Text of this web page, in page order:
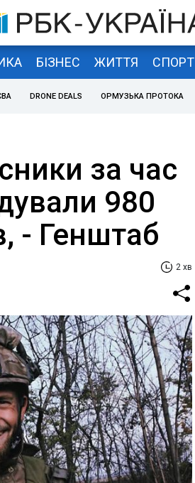
БІЗНЕС ЖИТТЯ СПОРТ
DRONE DEALS ОРМУЗЬКА ПРОТОКА
за час
980
- Генштаб
2 хв